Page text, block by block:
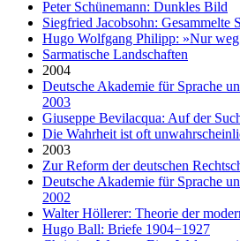
Peter Schünemann: Dunkles Bild
Siegfried Jacobsohn: Gesammelte
Hugo Wolfgang Philipp: »Nur
Sarmatische Landschaften
2004
Deutsche Akademie für Sprache
2003
Giuseppe Bevilacqua: Auf der
Die Wahrheit ist oft
2003
Zur Reform der deutschen
Deutsche Akademie für Sprache
2002
Walter Höllerer: Theorie der
Hugo Ball: Briefe 1904−1927